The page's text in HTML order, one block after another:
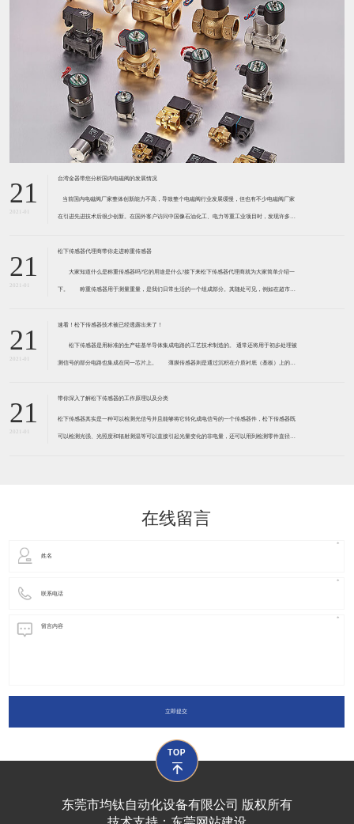
21
2021-01
台湾金器带您分析国内电磁阀的发展情况
​ 当前国内电磁阀厂家整体创新能力不高，导致整个电磁阀行业发展缓慢，但也有不少电磁阀厂家
在引进先进技术后很少创新。在国外客户访问中国像石油化工、电力等重工业项目时，发现许多项
21
2021-01
松下传感器代理商带你走进称重传感器
大家知道什么是称重传感器吗?它的用途是什么?接下来松下传感器代理商就为大家简单介绍一
下。 称重传感器用于测量重量，是我们日常生活的一个组成部分。其随处可见，例如在超市柜
带有应变片的弹性体组成。弹性体通常由钢
21
2021-01
速看！松下传感器技术被已经透露出来了！
松下传感器是用标准的生产硅基半导体集成电路的工艺技术制造的。 通常还将用于初步处理被
测信号的部分电路也集成在同一芯片上。 薄膜传感器则是通过沉积在介质衬底（基板）上的，
器是利用相应材料的浆料，涂覆在陶瓷基片上
21
2021-01
带你深入了解松下传感器的工作原理以及分类
松下传感器其实是一种可以检测光信号并且能够将它转化成电信号的一个传感器件，松下传感器既
可以检测光强、光照度和辐射测温等可以直接引起光量变化的非电量，还可以用到检测零件直径、
在线留言
立即提交
东莞市均钛自动化设备有限公司 版权所有